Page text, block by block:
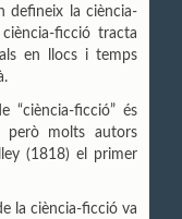
defineix la ciència-
ficció tracta
en llocs i temps
“ciència-ficció” és
però molts autors
(1818) el primer
la ciència-ficció va